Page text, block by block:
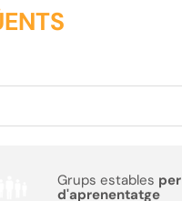
Grups estables
d'aprenentatge